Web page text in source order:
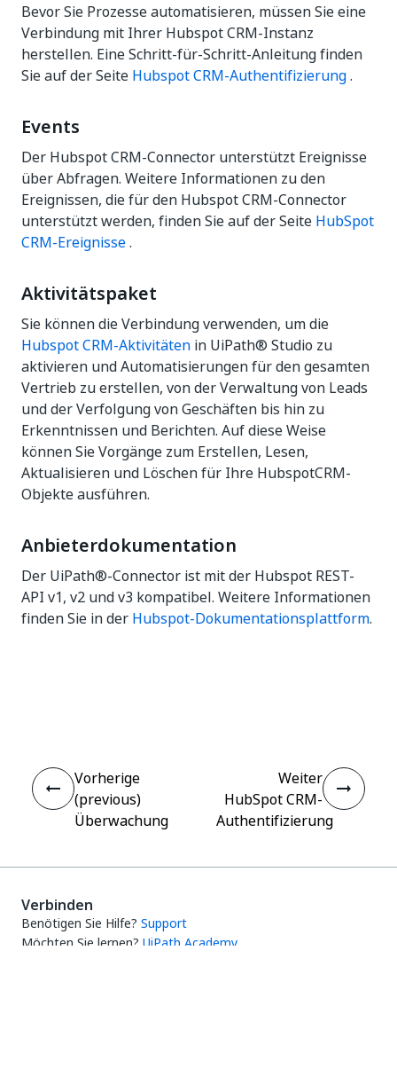
Bevor Sie Prozesse automatisieren, müssen Sie eine
Verbindung mit Ihrer Hubspot CRM-Instanz
herstellen. Eine Schritt-für-Schritt-Anleitung finden
Sie auf der Seite Hubspot CRM-Authentifizierung.
Events
Der Hubspot CRM-Connector unterstützt Ereignisse
über Abfragen. Weitere Informationen zu den
Ereignissen, die für den Hubspot CRM-Connector
unterstützt werden, finden Sie auf der Seite HubSpot
CRM-Ereignisse.
Aktivitätspaket
Sie können die Verbindung verwenden, um die
Hubspot CRM-Aktivitäten in UiPath® Studio zu
aktivieren und Automatisierungen für den gesamten
Vertrieb zu erstellen, von der Verwaltung von Leads
und der Verfolgung von Geschäften bis hin zu
Erkenntnissen und Berichten. Auf diese Weise
können Sie Vorgänge zum Erstellen, Lesen,
Aktualisieren und Löschen für Ihre HubspotCRM-
Objekte ausführen.
Anbieterdokumentation
Der UiPath®-Connector ist mit der Hubspot REST-
API v1, v2 und v3 kompatibel. Weitere Informationen
finden Sie in der Hubspot-Dokumentationsplattform.
Vorherige
(previous)
Überwachung
Weiter
HubSpot CRM-
Authentifizierung
Verbinden
Benötigen Sie Hilfe? Support
Möchten Sie lernen? UiPath Academy